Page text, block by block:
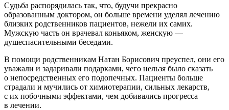
Судьба распорядилась так, что, будучи прекрасно
образованным доктором, он больше времени уделял лечению
близких родственников пациентов, нежели их самих.
Мужскую часть он врачевал коньяком, женскую —
душеспасительными беседами.
В помощи родственникам Натан Борисович преуспел, они его
уважали и задаривали подарками, чего нельзя было сказать
о непосредственных его подопечных. Пациенты больше
страдали и мучились от химиотерапии, сильных лекарств,
с их побочными эффектами, чем добивались прогресса
в лечении.